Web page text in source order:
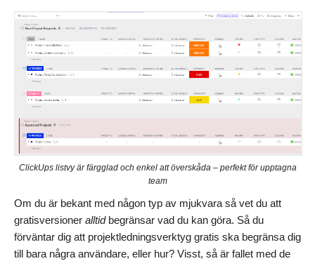
ClickUps listvy är färgglad och enkel att överskåda – perfekt för upptagna
team
Om du är bekant med någon typ av mjukvara så vet du att
gratisversioner alltidbegränsar vad du kan göra. Så du
förväntar dig att projektledningsverktyg gratis ska begränsa dig
till bara några användare, eller hur? Visst, så är fallet med de